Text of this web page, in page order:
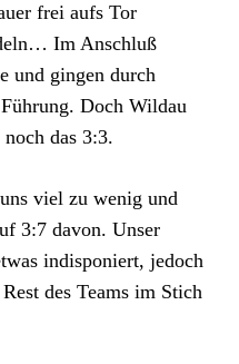
frei aufs Tor
Im Anschluß
und gingen durch
Doch Wildau
das 3:3.
viel zu wenig und
3:7 davon. Unser
indisponiert, jedoch
des Teams im Stich